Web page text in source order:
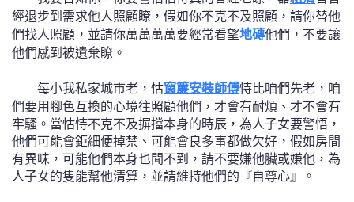
經退步到需求他人照顧瞭，假如你不克不及照顧，請你替他
們找人照顧，並請你萬萬萬萬要經常看望地磚他們，不要讓
他們感到被遺棄瞭。
每小我私家城市老，怙窗簾安裝師傅恃比咱們先老，咱
們要用腳色互換的心境往照顧他們，才會有耐煩、才不會有
牢騷。當怙恃不克不及摒擋本身的時辰，為人子女要警悟，
他們可能會鉅細便掉禁、可能會良多事都做欠好，假如房間
有異味，可能他們本身也聞不到，請不要嫌他臟或嫌他，為
人子女的隻能幫他清算，並請維持他們的『自尊心』。